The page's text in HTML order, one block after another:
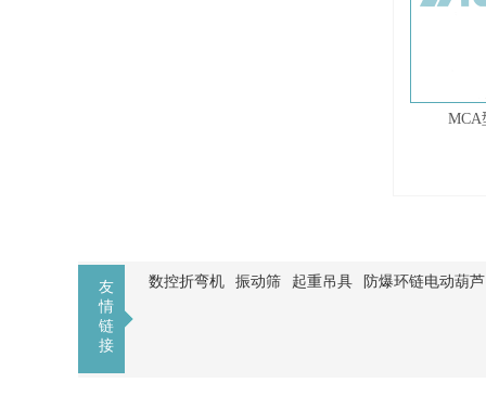
MCA
友
情
链
接
数控折弯机 振动筛 起重吊具 防爆环链电动葫芦